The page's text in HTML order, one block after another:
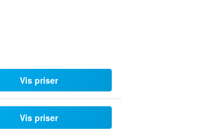
Vis priser
Vis priser